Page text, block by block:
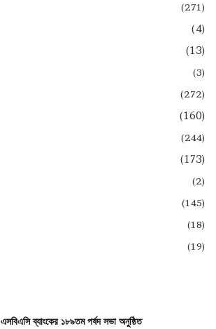
(271)
(4)
(13)
(3)
(272)
(160)
(244)
(173)
(2)
(145)
(18)
(19)
এসবিএসি ব্যাংকের ১৮৯তম পর্ষদ সভা অনুষ্ঠিত